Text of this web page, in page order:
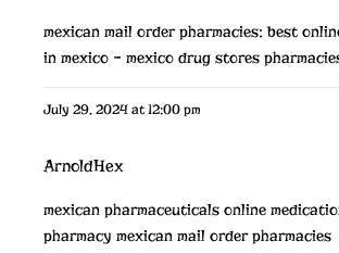
mexican mail order pharmacies:best
in mexico – mexico drug stores
July 29, 2024 at 12:00 pm
ArnoldHex
mexican pharmaceuticals online
pharmacy mexican mail order pharmacies